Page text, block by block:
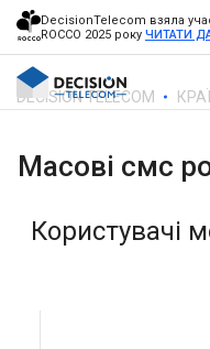
DecisionTelecom взяла
ROCCO 2025 року ЧИТАТИ
DECISION TELECOM
Масові смс
Користувачі